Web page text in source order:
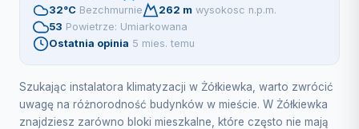
32°C Bezchmurnie 262 m wysokosc n.p.m.
53 Powietrze: Umiarkowana
Ostatnia opinia 5 mies. temu
Szukając instalatora klimatyzacji w Żółkiewka, warto zwrócić
uwagę na różnorodność budynków w mieście. W Żółkiewka
znajdziesz zarówno bloki mieszkalne, które często nie mają